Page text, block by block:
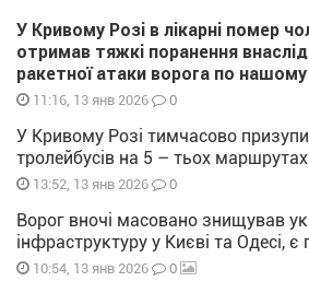
У Кривому Розі в лікарні помер
отримав тяжкі поранення
ракетної атаки ворога по нашому
11:16, 13 янв 2026 0
У Кривому Розі тимчасово
тролейбусів на 5 – тьох маршрутах
13:52, 13 янв 2026 0
Ворог вночі масовано знищував
інфраструктуру у Києві та Одесі, є
10:54, 13 янв 2026 0